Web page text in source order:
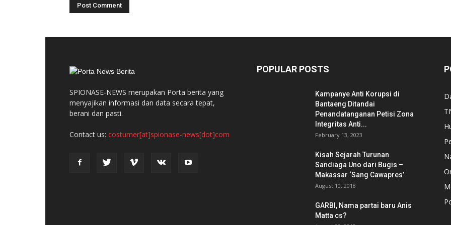
SPIONASE-NEWS merupakan Porta berita yang
menyajikan informasi dan data secara tepat,
berani dan pasti.
Contact us: costumer[at]spionase-news[dot]com
POPULAR POSTS
Kampanye Anti Korupsi di
Bantaeng Ditandai
Penandatanganan Petisi Zona
Integritas Anti...
February 13, 2023
Kisah Sejarah Turunan
Sandiaga Uno dari Bugis –
Makassar ‘Sang Cawapres’
August 10, 2018
GARBI, Nama partai baru Anis
Matta cs?